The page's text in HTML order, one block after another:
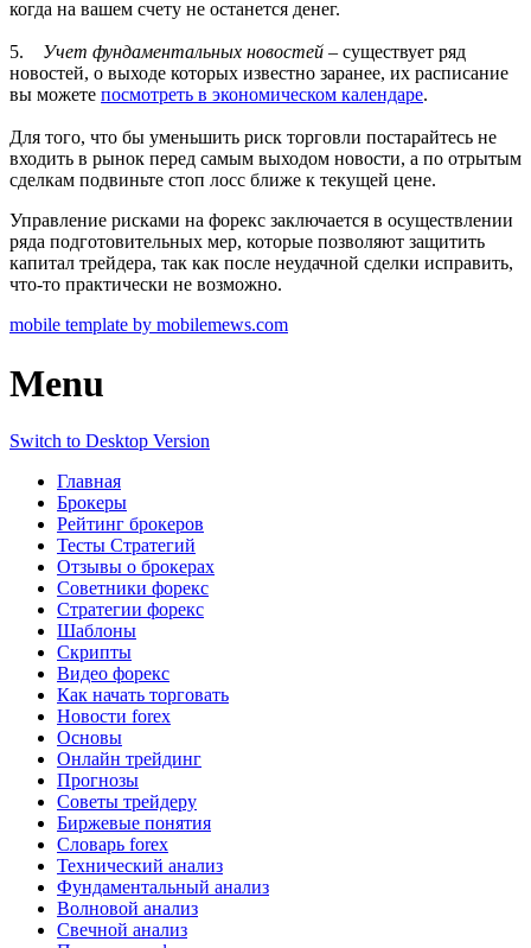
когда на вашем счету не останется денег.
5. Учет фундаментальных новостей – существует ряд
новостей, о выходе которых известно заранее, их расписание
вы можете посмотреть в экономическом календаре.
Для того, что бы уменьшить риск торговли постарайтесь не
входить в рынок перед самым выходом новости, а по отрытым
сделкам подвиньте стоп лосс ближе к текущей цене.
Управление рисками на форекс заключается в осуществлении
ряда подготовительных мер, которые позволяют защитить
капитал трейдера, так как после неудачной сделки исправить,
что-то практически не возможно.
mobile template by mobilemews.com
Menu
Switch to Desktop Version
Главная
Брокеры
Рейтинг брокеров
Тесты Стратегий
Отзывы о брокерах
Советники форекс
Стратегии форекс
Шаблоны
Скрипты
Видео форекс
Как начать торговать
Новости forex
Основы
Онлайн трейдинг
Прогнозы
Советы трейдеру
Биржевые понятия
Словарь forex
Технический анализ
Фундаментальный анализ
Волновой анализ
Свечной анализ